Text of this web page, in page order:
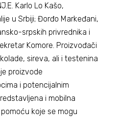
Karlo Lo Kašo,
u Srbiji; Đorđo Markeđani,
srpskih privrednika i
Komore. Proizvođači
sireva, ali i testenina
proizvode
i potencijalnim
i mobilna
koje se mogu